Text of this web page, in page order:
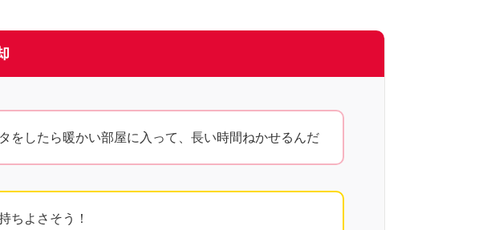
をしたら暖かい部屋に入って、長い時間ねかせるんだ
ちよさそう！